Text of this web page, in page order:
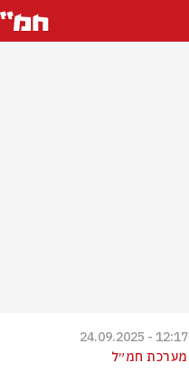
12:17 - 24.09.2025
מערכת חמ״ל